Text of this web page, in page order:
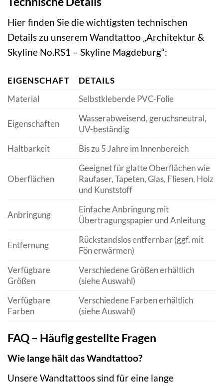
Hier finden Sie die wichtigsten technischen
Details zu unserem Wandtattoo „Architektur &
Skyline No.RS1 – Skyline Magdeburg“:
EIGENSCHAFT
DETAILS
Material
Selbstklebende PVC-Folie
Eigenschaften
Wasserabweisend, geruchsneutral,
UV-beständig
Haltbarkeit
Bis zu 5 Jahre im Innenbereich
Oberflächen
Geeignet für glatte Oberflächen wie
Raufaser, Tapeten, Glas, Fliesen, Holz
und Kunststoff
Anbringung
Einfache Anbringung mit
Übertragungspapier und Anleitung
Entfernung
Rückstandslos entfernbar (ggf. mit
Fön erwärmen)
Verfügbare
Größen
Verschiedene Größen erhältlich
(siehe Auswahl)
Verfügbare
Farben
Verschiedene Farben erhältlich
(siehe Auswahl)
FAQ – Häufig gestellte Fragen
Wie lange hält das Wandtattoo?
Unsere Wandtattoos sind für eine lange